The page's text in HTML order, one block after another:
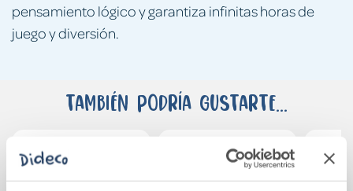
pensamiento lógico y garantiza infinitas horas de
juego y diversión.
También podría gustarte...